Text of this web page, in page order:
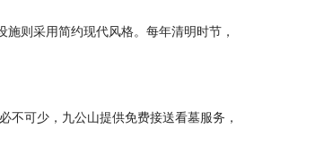
则采用简约现代风格。每年清明时节，
可少，九公山提供免费接送看墓服务，